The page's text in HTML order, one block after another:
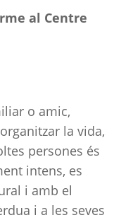
al Centre
o amic,
la vida,
persones és
intens, es
i amb el
i a les seves